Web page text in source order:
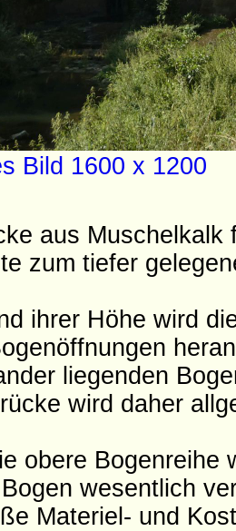
Bild 1600 x 1200
aus
zum tiefer
ihrer Höhe wird
liegenden
wird daher
obere Bogenreihe
wesentlich
Materiel- und